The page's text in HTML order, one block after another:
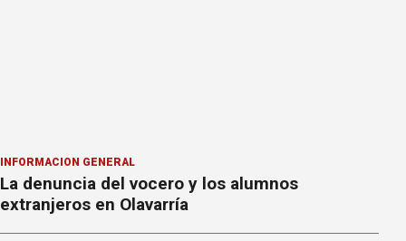
INFORMACION GENERAL
La denuncia del vocero y los alumnos
extranjeros en Olavarría